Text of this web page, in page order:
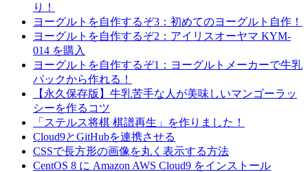
り！
ヨーグルトを自作するぞ3：初めてのヨーグルト自作！
ヨーグルトを自作するぞ2：アイリスオーヤマ KYM-
014 を購入
ヨーグルトを自作するぞ1：ヨーグルトメーカーで牛乳
パックから作れる！
【永久保存版】牛乳苦手な人が美味しいマンゴーラッ
シーを作るコツ
「ステルス将棋 棋譜再生」を作りました！
Cloud9とGitHubを連携させる
CSSで長方形の画像を丸く表示する方法
CentOS 8 に Amazon AWS Cloud9 をインストール